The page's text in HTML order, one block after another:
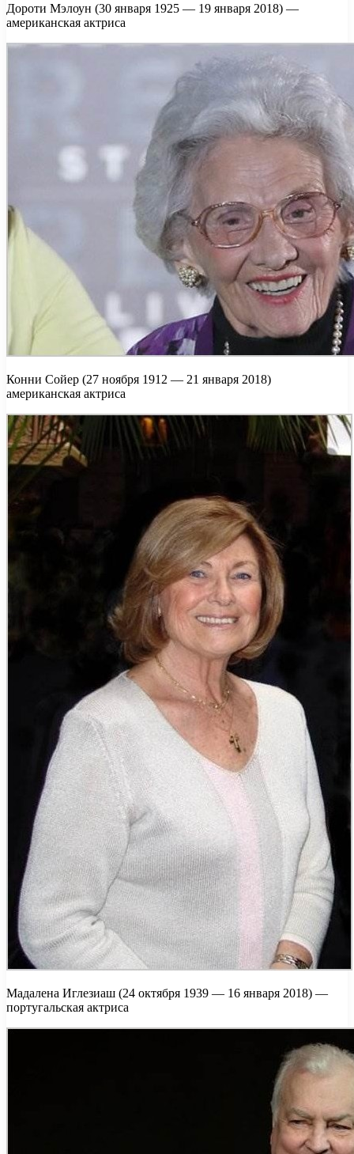
Дороти Мэлоун (30 января 1925 — 19 января 2018) —
американская актриса
Конни Сойер (27 ноября 1912 — 21 января 2018)
американская актриса
Мадалена Иглезиаш (24 октября 1939 — 16 января 2018) —
португальская актриса